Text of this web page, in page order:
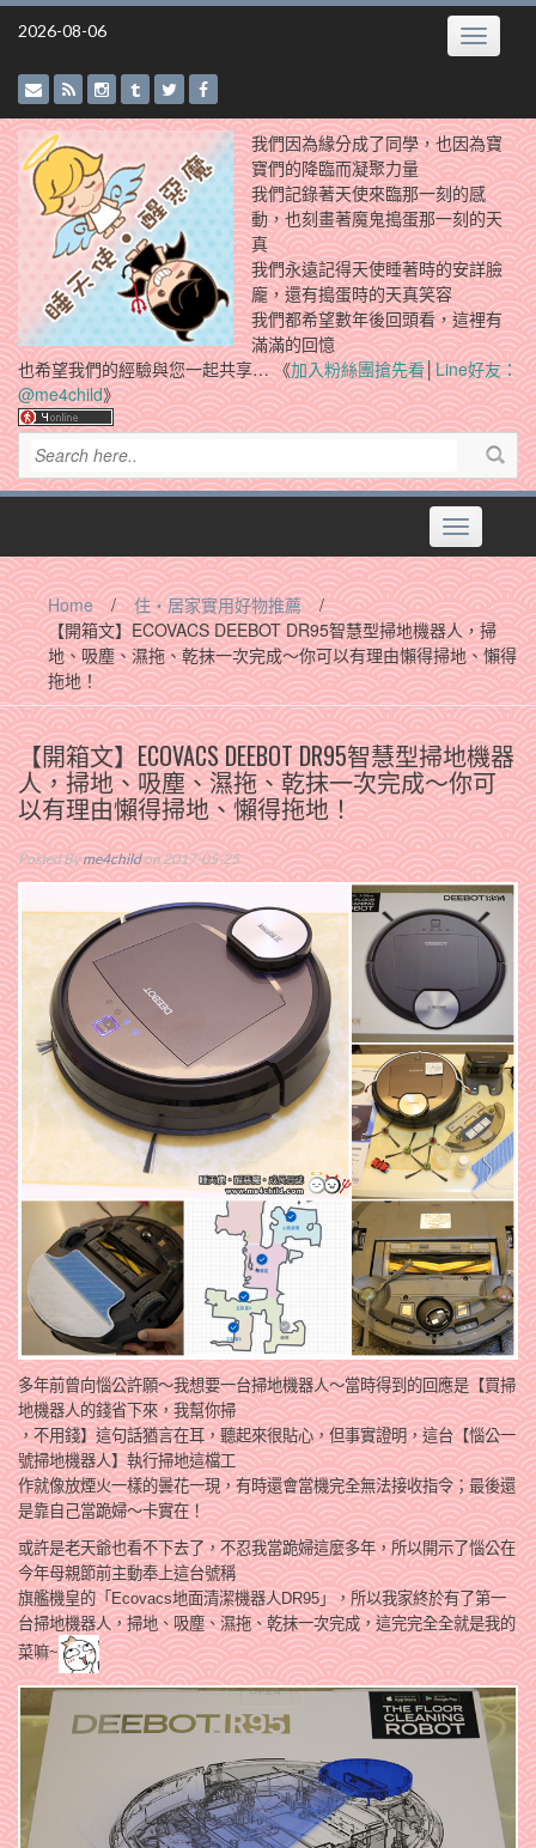
Skip
2026-08-06 Toggle
我們因為緣分成了同學，也因為寶
寶們的降臨而凝聚力量
我們記錄著天使來臨那一刻的感
動，也刻畫著魔鬼搗蛋那一刻的天
真
我們永遠記得天使睡著時的安詳臉
龐，還有搗蛋時的天真笑容
我們都希望數年後回頭看，這裡有
滿滿的回憶
也希望我們的經驗與您一起共享… 《加入粉絲團搶先看│Line好友：
@me4child》
Toggle
navigation
Home / 住‧居家實用好物推薦
/
【開箱文】ECOVACS DEEBOT DR95智慧型掃地機器人，掃
地、吸塵、濕拖、乾抹一次完成～你可以有理由懶得掃地、懶得
拖地！
【開箱文】ECOVACS DEEBOT DR95智慧型掃地機器
人，掃地、吸塵、濕拖、乾抹一次完成～你可
以有理由懶得掃地、懶得拖地！
Posted Byme4childon 2017-05-25
多年前曾向惱公許願～我想要一台掃地機器人～當時得到的回應是【買掃
地機器人的錢省下來，我幫你掃
，不用錢】這句話猶言在耳，聽起來很貼心，但事實證明，這台【惱公一
號掃地機器人】執行掃地這檔工
作就像放煙火一樣的曇花一現，有時還會當機完全無法接收指令；最後還
是靠自己當跪婦～卡實在！
或許是老天爺也看不下去了，不忍我當跪婦這麼多年，所以開示了惱公在
今年母親節前主動奉上這台號稱
旗艦機皇的「Ecovacs地面清潔機器人DR95」，所以我家終於有了第一
台掃地機器人，掃地、吸塵、濕拖、乾抹一次完成，這完完全全就是我的
菜嘛~